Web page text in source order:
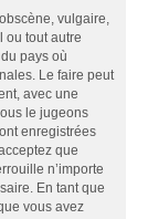
vulgaire,
ou tout autre
pays où
Le faire peut
avec une
le jugeons
enregistrées
que
n’importe
En tant que
vous avez